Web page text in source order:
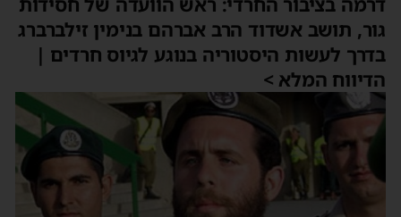
תושב אשדוד הרב אברהם בנימין זילברברג
לעשות היסטוריה בנוגע לגיוס חרדים |
המלא >